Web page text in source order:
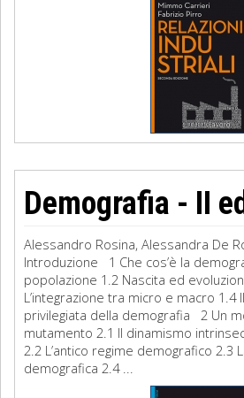
Demografia - II
Alessandro Rosina, Alessandra De
Introduzione 1 Che cos’è la
popolazione 1.2 Nascita ed
L’integrazione tra micro e macro
privilegiata della demografia 2 Un
mutamento 2.1 Il dinamismo
2.2 L’antico regime demografico 2.3
demografica 2.4 ...